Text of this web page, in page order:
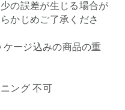
の誤差が生じる場合が
かじめご了承くださ
ージ込みの商品の重
ング 不可